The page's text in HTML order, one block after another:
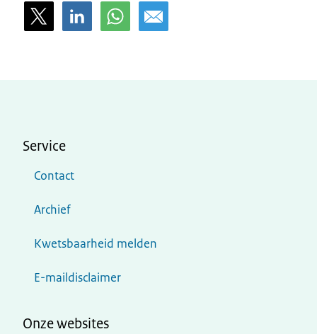
Service
Contact
Archief
Kwetsbaarheid melden
E-maildisclaimer
Onze websites